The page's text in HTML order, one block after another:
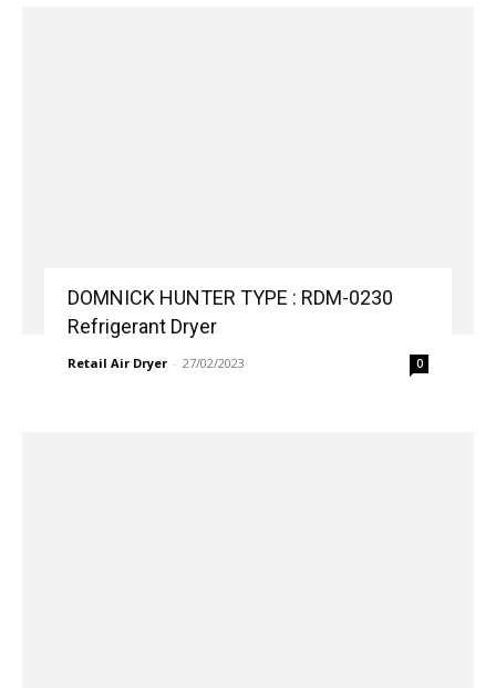
DOMNICK HUNTER TYPE : RDM-0230
Refrigerant Dryer
Retail Air Dryer - 27/02/2023 0